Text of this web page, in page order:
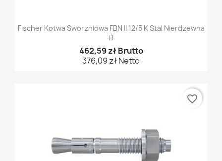
Fischer Kotwa Sworzniowa FBN II 12/5 K Stal Nierdzewna
R
462,59 zł Brutto
376,09 zł Netto
favorite_border